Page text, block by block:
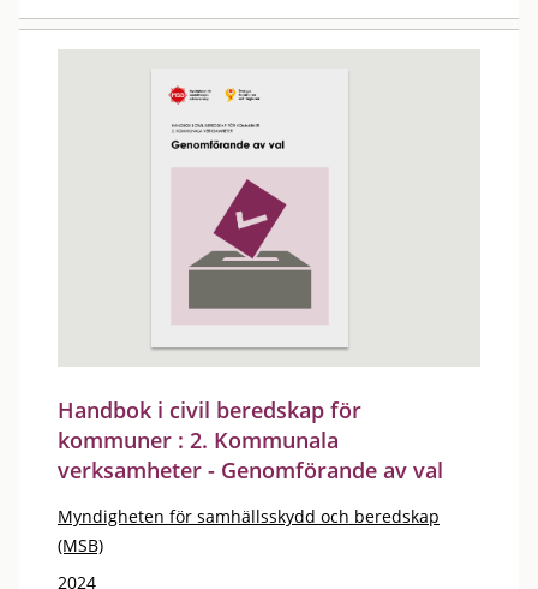
Handbok i civil beredskap för
kommuner : 2. Kommunala
verksamheter - Genomförande av val
Myndigheten för samhällsskydd och beredskap
(MSB)
2024